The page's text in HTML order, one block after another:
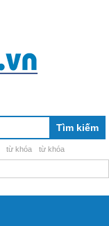
từ khóa từ khóa